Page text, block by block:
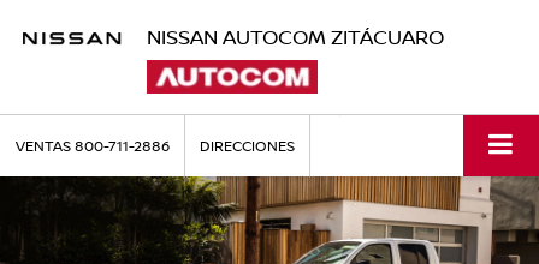
NISSAN AUTOCOM ZITÁCUARO
VENTAS800-711-2886 DIRECCIONES